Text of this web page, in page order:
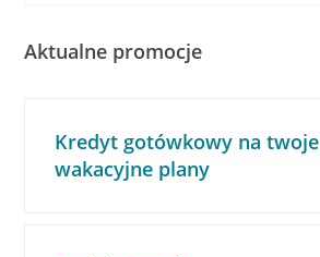
Aktualne promocje
Kredyt gotówkowy na twoje
wakacyjne plany